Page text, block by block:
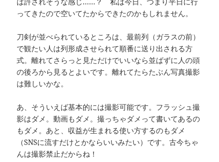
ってきたので空いてたからできたのかもしれません。
刀剣が並べられているところは、最前列（ガラスの前）
で観たい人は列形成させられて順番に送り出される方
式。離れてさらっと見ただけでいいなら並ばずに人の頭
の後ろから見るとよいです。離れてたらたぶん写真撮影
は難しいかな。
あ、そういえば基本的には撮影可能です。フラッシュ撮
影はダメ。動画もダメ。撮っちゃダメって書いてあるの
もダメ。あと、収益が生まれる使い方するのもダメ
（SNSに流すだけとかならいいみたい）です。古今ちゃ
んは撮影禁止だからね！